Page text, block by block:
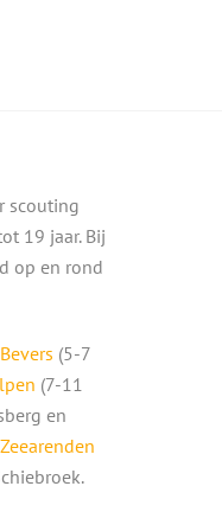
scouting
19 jaar. Bij
op en rond
Bevers (5-7
(7-11
en
Zeearenden